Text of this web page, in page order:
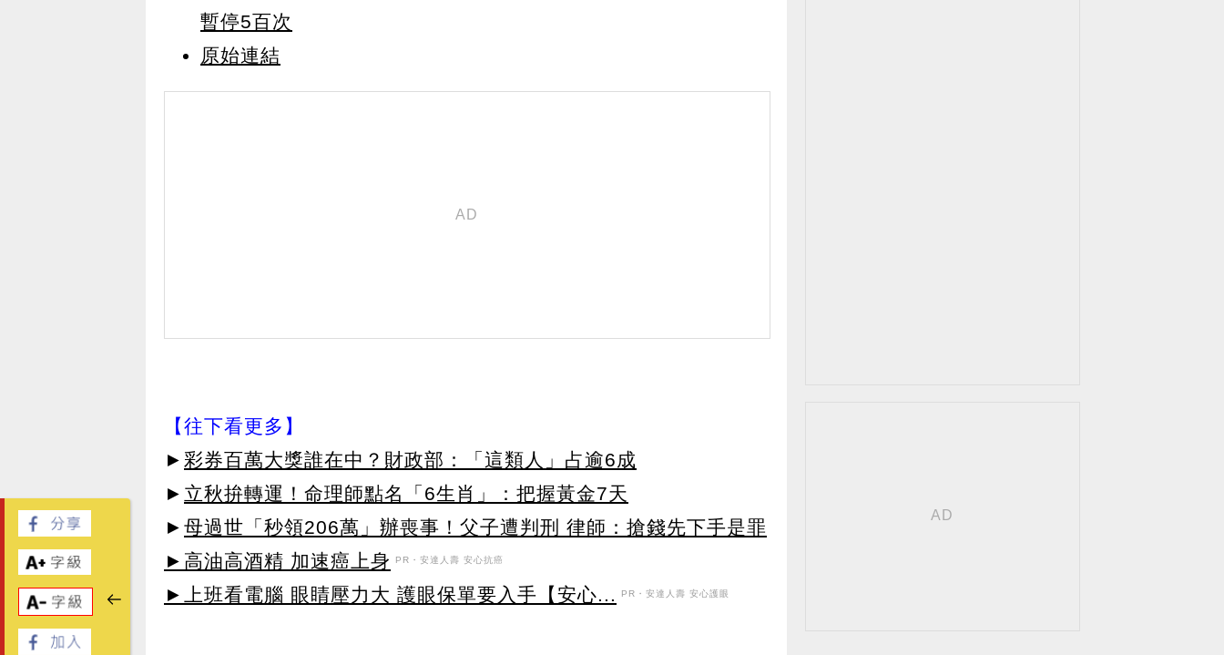
暫停5百次
原始連結
【往下看更多】
► 彩券百萬大獎誰在中？財政部：「這類人」占逾6成
► 立秋拚轉運！命理師點名「6生肖」：把握黃金7天
► 母過世「秒領206萬」辦喪事！父子遭判刑 律師：搶錢先下手是罪
►高油高酒精 加速癌上身
PR・安達人壽 安心抗癌
►上班看電腦 眼睛壓力大 護眼保單要入手【安心... PR・安達人壽 安心護眼